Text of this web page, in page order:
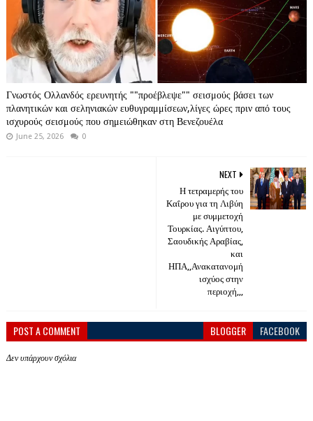
Γνωστός Ολλανδός ερευνητής ""προέβλεψε"" σεισμούς βάσει των
πλανητικών και σεληνιακών ευθυγραμμίσεων,λίγες ώρες πριν από τους
ισχυρούς σεισμούς που σημειώθηκαν στη Βενεζουέλα
June 25, 2026 0
NEXT
Η τετραμερής του
Καΐρου για τη Λιβύη
με συμμετοχή
Τουρκίας. Αιγύπτου,
Σαουδικής Αραβίας,
και
ΗΠΑ,,Ανακατανομή
ισχύος στην
περιοχή,,,
POST A COMMENT BLOGGER FACEBOOK
Δεν υπάρχουν σχόλια